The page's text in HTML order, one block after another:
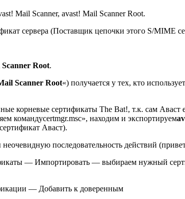
Mail Scanner, avast! Mail Scanner Root.
сервера (Поставщик цепочки этого S/MIME
Root.
Scanner Root«) получается у тех, кто
корневые сертификаты The Bat!, т.к. сам Аваст
командуcertmgr.msc», находим и экспортируем
Аваст).
последовательность действий
— Импортировать — выбираем нужный
— Добавить к доверенным